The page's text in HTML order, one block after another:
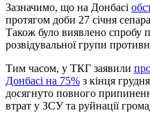
Зазначимо, що на Донбасі
протягом доби 27 січня
Також було виявлено спробу
розвідувальної групи
Тим часом, у ТКГ заявили
Донбасі на 75% з кінця
досягнуто повного
втрат у ЗСУ та руйнації